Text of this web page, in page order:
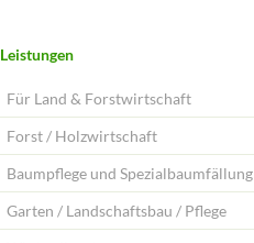
Navigation
Leistungen
Für Land & Forstwirtschaft
Forst / Holzwirtschaft
Baumpflege und Spezialbaumfällung
Garten / Landschaftsbau / Pflege